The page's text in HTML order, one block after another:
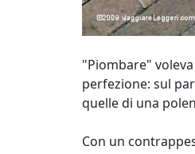
"Piombare"
perfezione: sul
quelle di una
Con un